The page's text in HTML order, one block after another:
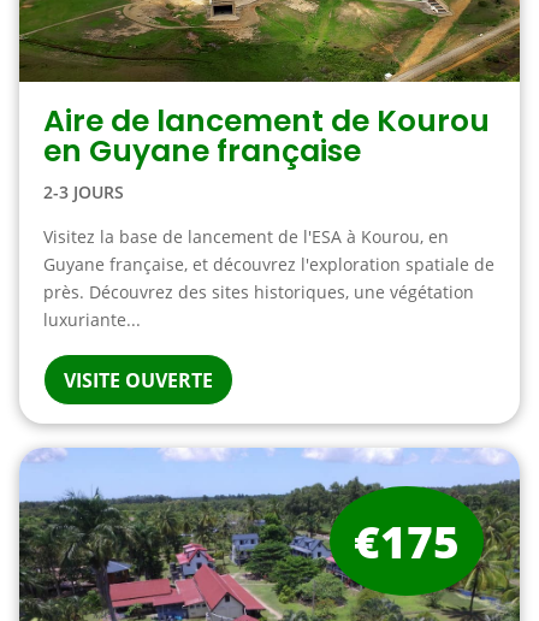
Aire de lancement de Kourou
en Guyane française
2-3 JOURS
Visitez la base de lancement de l'ESA à Kourou, en
Guyane française, et découvrez l'exploration spatiale de
près. Découvrez des sites historiques, une végétation
luxuriante...
VISITE OUVERTE
€175